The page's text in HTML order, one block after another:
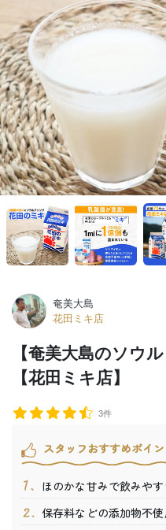
奄美大島
花田ミキ店
【奄美大島のソウ
【花田ミキ店】
3件
スタッフおすすめポイン
ほのかな甘みで飲みや
保存料などの添加物不